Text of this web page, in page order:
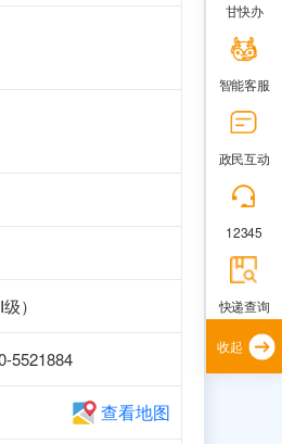
）
5521884
查看地图
甘快办
智能客服
政民互动
12345
快递查询
收起